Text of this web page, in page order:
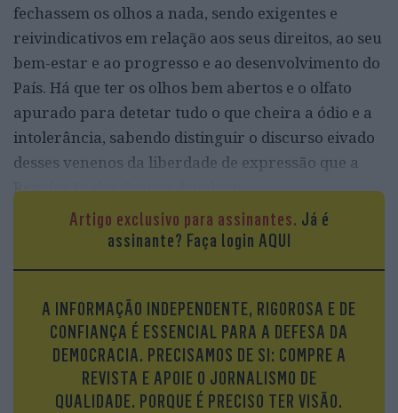
fechassem os olhos a nada, sendo exigentes e
reivindicativos em relação aos seus direitos, ao seu
bem-estar e ao progresso e ao desenvolvimento do
País. Há que ter os olhos bem abertos e o olfato
apurado para detetar tudo o que cheira a ódio e a
intolerância, sabendo distinguir o discurso eivado
desses venenos da liberdade de expressão que a
Revolução dos Cravos devolveu.
Artigo exclusivo para assinantes. Já é
assinante? Faça login AQUI
A INFORMAÇÃO INDEPENDENTE, RIGOROSA E DE
CONFIANÇA É ESSENCIAL PARA A DEFESA DA
DEMOCRACIA. PRECISAMOS DE SI: COMPRE A
REVISTA E APOIE O JORNALISMO DE
QUALIDADE. PORQUE É PRECISO TER VISÃO.